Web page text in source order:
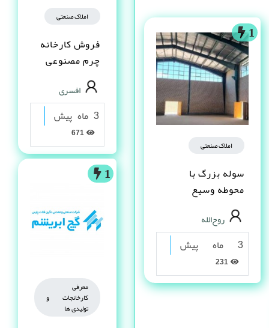
1
املاک صنعتی
سوله بزرگ با
محوطه وسیع
مناسب تولید و انبار
– یاسوجروح‌الله
3 ماه پیش
231
املاک صنعتی
فروش کارخانه
چرم مصنوعى
PVC در شیراز
افسری
3 ماه پیش
1
معرفی
کارخانجات و
تولیدی ها